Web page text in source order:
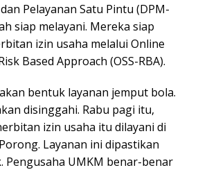
Pelayanan Satu Pintu (DPM-
siap melayani. Mereka siap
izin usaha melalui Online
Based Approach (OSS-RBA).
bentuk layanan jemput bola.
disinggahi. Rabu pagi itu,
izin usaha itu dilayani di
Layanan ini dipastikan
Pengusaha UMKM benar-benar